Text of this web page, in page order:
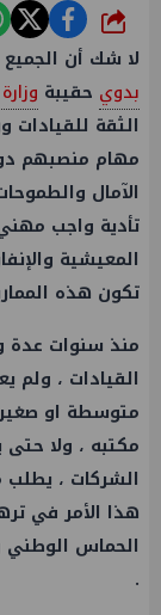
شارك
لا شك أن
بدوي حقيبة
الثقة
مهام منصبهم
الآمال
تأدية واجب
المعيشية
تكون هذه
منذ سنوات عدة
القيادات ،
متوسطة او
مكتبه ، ولا
الشركات ، يطلب
هذا الأمر في
الحماس
.